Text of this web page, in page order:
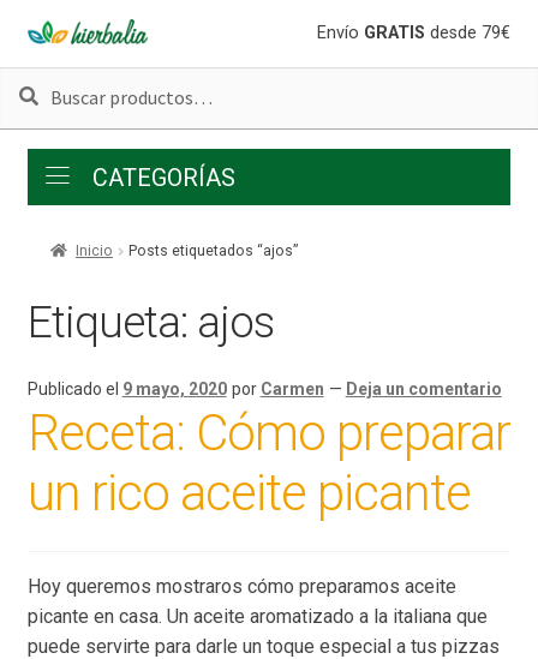
Ir
a
la
navegación
Ir
al
contenido
Envío GRATIS desde 79€
Buscar
Buscar
CATEGORÍAS
Inicio Posts etiquetados “ajos”
Etiqueta: ajos
Publicado el 9 mayo, 2020 por Carmen — Deja un comentario
Receta: Cómo preparar
un rico aceite picante
Hoy queremos mostraros cómo preparamos aceite
picante en casa. Un aceite aromatizado a la italiana que
puede servirte para darle un toque especial a tus pizzas